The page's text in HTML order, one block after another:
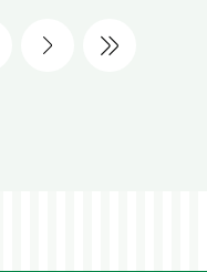
Dernière